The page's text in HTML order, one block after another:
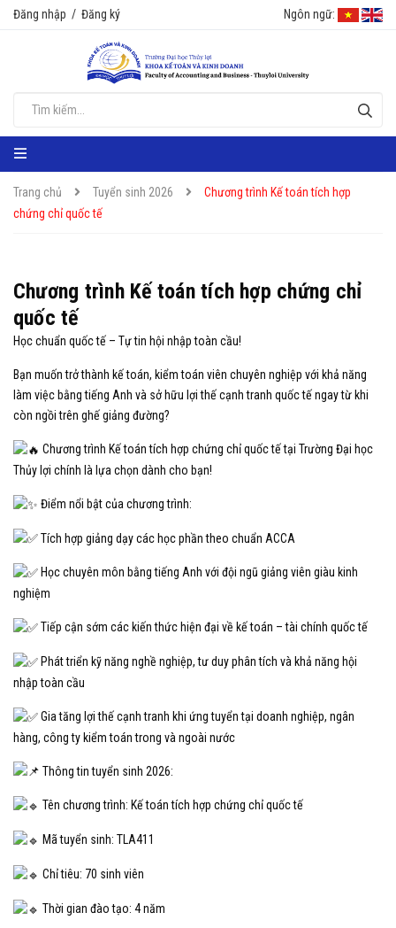
Đăng nhập / Đăng ký Ngôn ngữ:
Trang chủ Tuyển sinh 2026
Chương trình Kế toán tích hợp
chứng chỉ quốc tế
Chương trình Kế toán tích hợp chứng chỉ
quốc tế
Học chuẩn quốc tế – Tự tin hội nhập toàn cầu!
Bạn muốn trở thành kế toán, kiểm toán viên chuyên nghiệp với khả năng
làm việc bằng tiếng Anh và sở hữu lợi thế cạnh tranh quốc tế ngay từ khi
còn ngồi trên ghế giảng đường?
Chương trình Kế toán tích hợp chứng chỉ quốc tế tại Trường Đại học
Thủy lợi chính là lựa chọn dành cho bạn!
Điểm nổi bật của chương trình:
Tích hợp giảng dạy các học phần theo chuẩn ACCA
Học chuyên môn bằng tiếng Anh với đội ngũ giảng viên giàu kinh
nghiệm
Tiếp cận sớm các kiến thức hiện đại về kế toán – tài chính quốc tế
Phát triển kỹ năng nghề nghiệp, tư duy phân tích và khả năng hội
nhập toàn cầu
Gia tăng lợi thế cạnh tranh khi ứng tuyển tại doanh nghiệp, ngân
hàng, công ty kiểm toán trong và ngoài nước
Thông tin tuyển sinh 2026:
Tên chương trình: Kế toán tích hợp chứng chỉ quốc tế
Mã tuyển sinh: TLA411
Chỉ tiêu: 70 sinh viên
Thời gian đào tạo: 4 năm